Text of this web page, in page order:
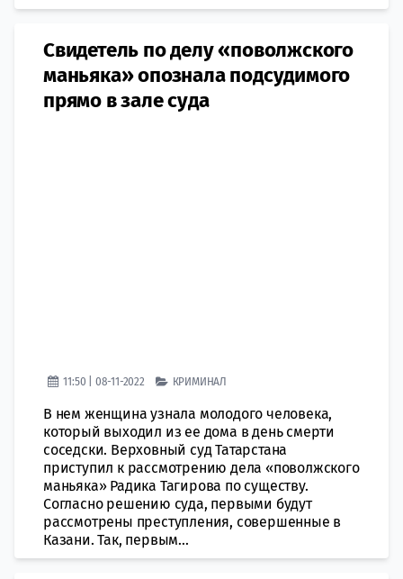
Свидетель по делу «поволжского
маньяка» опознала подсудимого
прямо в зале суда
11:50 | 08-11-2022 КРИМИНАЛ
В нем женщина узнала молодого человека,
который выходил из ее дома в день смерти
соседски. Верховный суд Татарстана
приступил к рассмотрению дела «поволжского
маньяка» Радика Тагирова по существу.
Согласно решению суда, первыми будут
рассмотрены преступления, совершенные в
Казани. Так, первым...